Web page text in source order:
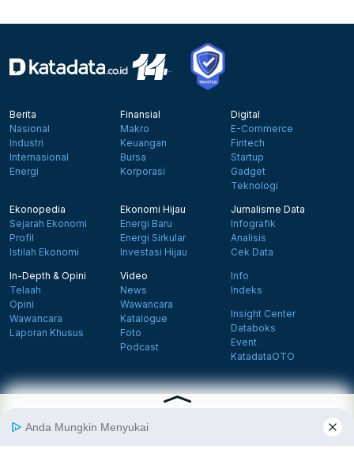
Berita
Nasional
Industri
Internasional
Energi
Finansial
Makro
Keuangan
Bursa
Korporasi
Digital
E-Commerce
Fintech
Startup
Gadget
Teknologi
Ekonopedia
Sejarah Ekonomi
Profil
Istilah Ekonomi
Ekonomi Hijau
Energi Baru
Energi Sirkular
Investasi Hijau
Jurnalisme Data
Infografik
Analisis
Cek Data
In-Depth & Opini
Telaah
Opini
Wawancara
Laporan Khusus
Video
News
Wawancara
Katalogue
Foto
Podcast
Info
Indeks
Insight Center
Databoks
Event
KatadataOTO